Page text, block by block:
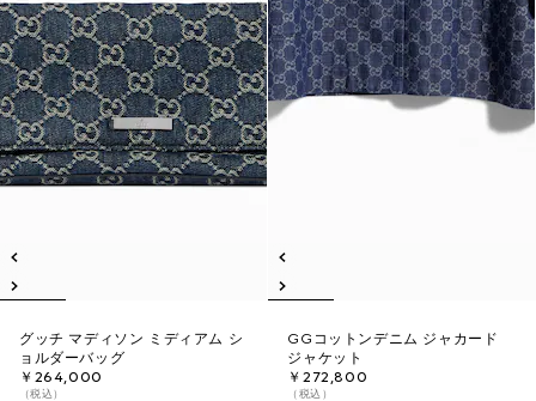
グッチ マディソン ミディアム シ
ョルダーバッグ
￥264,000
（税込）
GGコットンデニム ジャカード
ジャケット
￥272,800
（税込）